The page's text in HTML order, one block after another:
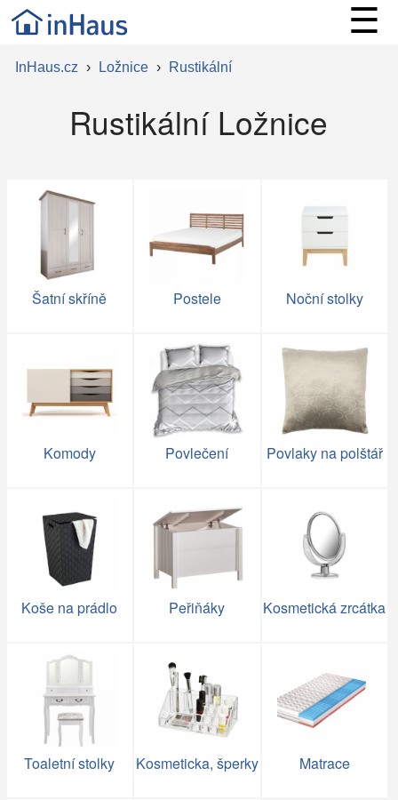
☰
InHaus.cz › Ložnice › Rustikální
Rustikální Ložnice
Šatní skříně Postele Noční stolky
Komody Povlečení Povlaky na polštář
Koše na prádlo Peřiňáky Kosmetická zrcátka
Toaletní stolky Kosmeticka, šperky Matrace